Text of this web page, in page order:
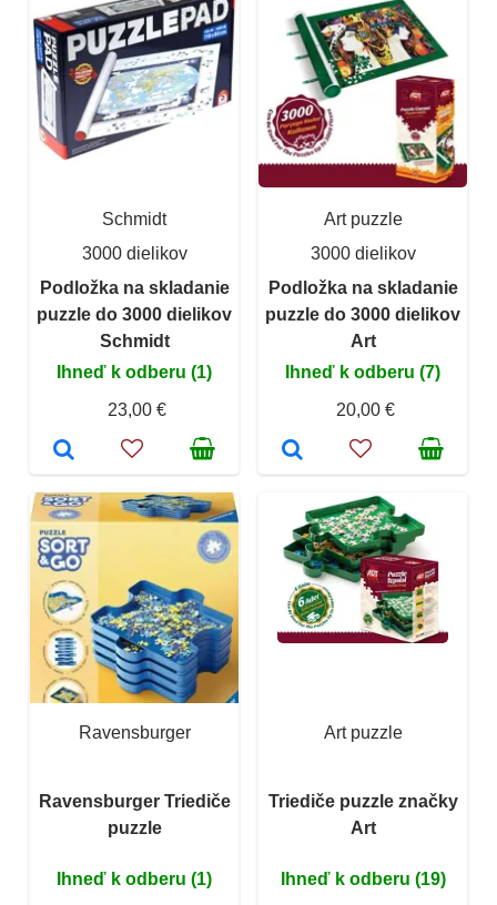
Schmidt
3000 dielikov
Podložka na skladanie
puzzle do 3000 dielikov
Schmidt
Ihneď k odberu (1)
23,00 €
Art puzzle
3000 dielikov
Podložka na skladanie
puzzle do 3000 dielikov
Art
Ihneď k odberu (7)
20,00 €
Ravensburger
Ravensburger Triediče
puzzle
Ihneď k odberu (1)
Art puzzle
Triediče puzzle značky
Art
Ihneď k odberu (19)